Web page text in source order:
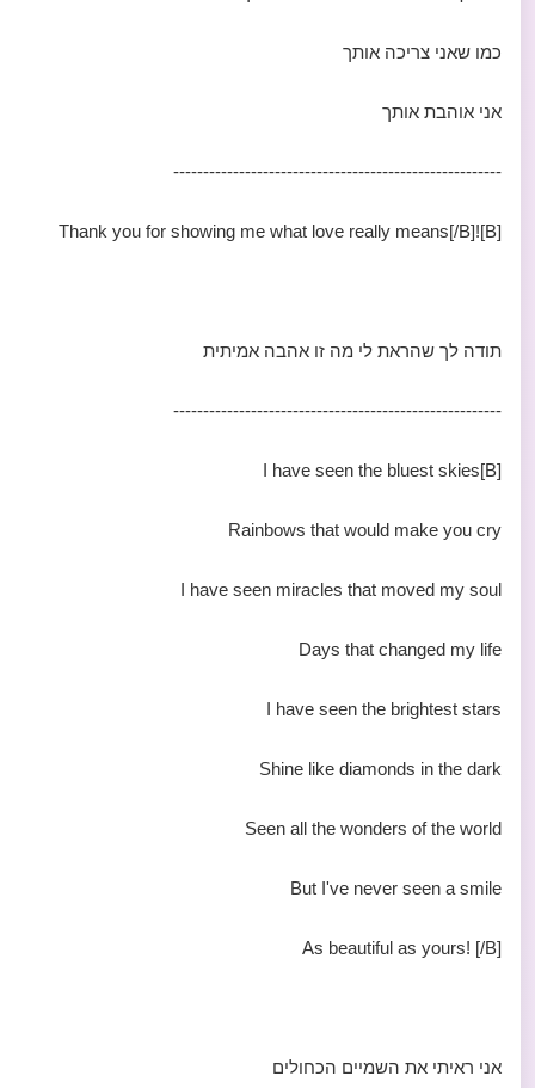
כמו שאני צריכה אותך
אני אוהבת אותך
-------------------------------------------------------
[B]!Thank you for showing me what love really means[/B]
תודה לך שהראת לי מה זו אהבה אמיתית
-------------------------------------------------------
[B]I have seen the bluest skies
Rainbows that would make you cry
I have seen miracles that moved my soul
Days that changed my life
I have seen the brightest stars
Shine like diamonds in the dark
Seen all the wonders of the world
But I've never seen a smile
As beautiful as yours! [/B]
אני ראיתי את השמיים הכחולים